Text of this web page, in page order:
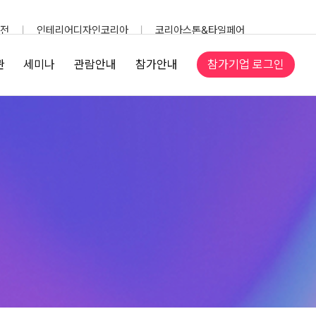
인테리어디자인코리아
코리아스톤&타일페어
세미나 관람안내 참가안내 참가기업 로그인